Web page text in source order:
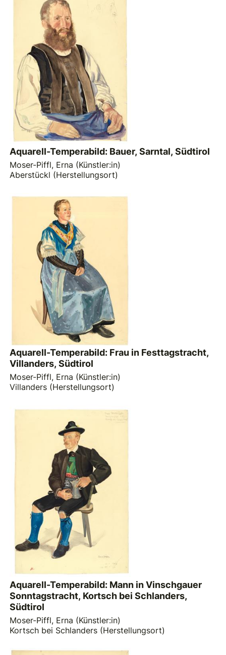
Aquarell-Temperabild: Bauer, Sarntal, Südtirol
Moser-Piffl, Erna (Künstler:in)
Aberstückl (Herstellungsort)
Aquarell-Temperabild: Frau in Festtagstracht,
Villanders, Südtirol
Moser-Piffl, Erna (Künstler:in)
Villanders (Herstellungsort)
Aquarell-Temperabild: Mann in Vinschgauer
Sonntagstracht, Kortsch bei Schlanders,
Südtirol
Moser-Piffl, Erna (Künstler:in)
Kortsch bei Schlanders (Herstellungsort)